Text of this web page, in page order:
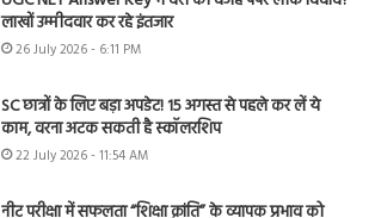
लाखों उम्मीदवार कर रहे इंतजार
26 July 2026 - 6:11 PM
SC छात्रों के लिए बड़ा अपडेट! 15 अगस्त से पहले कर लें ये
काम, वरना अटक सकती है स्कॉलरशिप
22 July 2026 - 11:54 AM
नीट परीक्षा में सफलता “शिक्षा क्रांति” के व्यापक प्रभाव को